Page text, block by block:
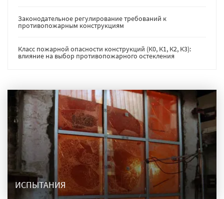
Законодательное регулирование требований к
противопожарным конструкциям
Класс пожарной опасности конструкций (К0, К1, К2, К3):
влияние на выбор противопожарного остекления
ИСПЫТАНИЯ